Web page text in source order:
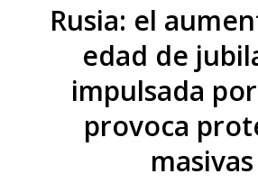
Rusia: el
edad de
impulsada
provoca
masivas